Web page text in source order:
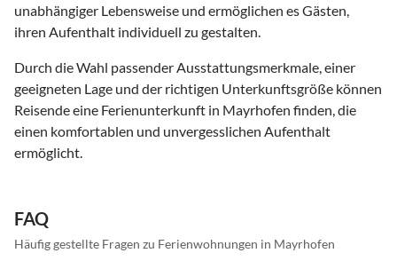
unabhängiger Lebensweise und ermöglichen es Gästen,
ihren Aufenthalt individuell zu gestalten.
Durch die Wahl passender Ausstattungsmerkmale, einer
geeigneten Lage und der richtigen Unterkunftsgröße können
Reisende eine Ferienunterkunft in Mayrhofen finden, die
einen komfortablen und unvergesslichen Aufenthalt
ermöglicht.
FAQ
Häufig gestellte Fragen zu Ferienwohnungen in Mayrhofen